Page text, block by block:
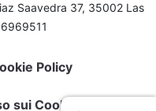
Saavedra 37, 35002 Las
Policy
sui Cookie